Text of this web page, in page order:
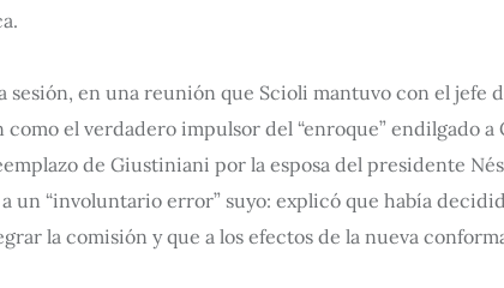
en una reunión que Scioli mantuvo con el jefe
como el verdadero impulsor del “enroque” endilgado
de Giustiniani por la esposa del presidente
un “involuntario error” suyo: explicó que había
la comisión y que a los efectos de la nueva